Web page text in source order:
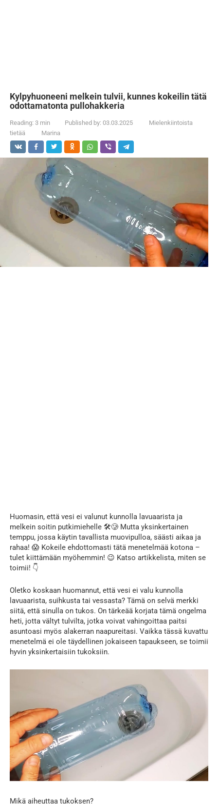
Kylpyhuoneeni melkein tulvii, kunnes kokeilin tätä
odottamatonta pullohakkeria
Reading: 3 min Published by: 03.03.2025
Mielenkiintoista
tietää
Marina
Huomasin, että vesi ei valunut kunnolla lavuaarista ja
melkein soitin putkimiehelle 🛠🥲 Mutta yksinkertainen
temppu, jossa käytin tavallista muovipulloa, säästi aikaa ja
rahaa! 😱 Kokeile ehdottomasti tätä menetelmää kotona –
tulet kiittämään myöhemmin! 😉 Katso artikkelista, miten se
toimii! 👇
Oletko koskaan huomannut, että vesi ei valu kunnolla
lavuaarista, suihkusta tai vessasta? Tämä on selvä merkki
siitä, että sinulla on tukos. On tärkeää korjata tämä ongelma
heti, jotta vältyt tulvilta, jotka voivat vahingoittaa paitsi
asuntoasi myös alakerran naapureitasi. Vaikka tässä kuvattu
menetelmä ei ole täydellinen jokaiseen tapaukseen, se toimii
hyvin yksinkertaisiin tukoksiin.
Mikä aiheuttaa tukoksen?